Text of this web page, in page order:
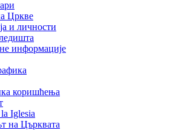
Цркве
и личности
информације
коришћења
Iglesia
на Църквата